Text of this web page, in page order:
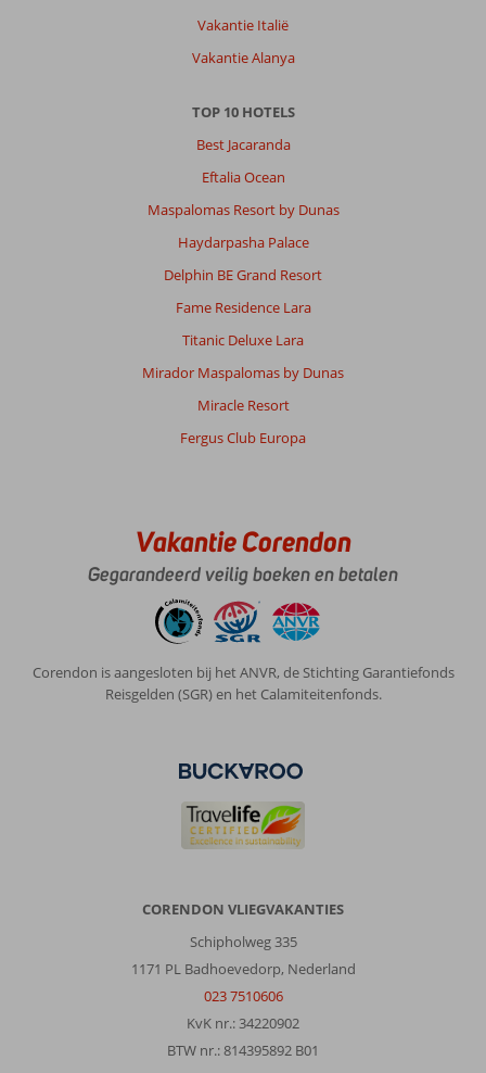
Vakantie Italië
Vakantie Alanya
TOP 10 HOTELS
Best Jacaranda
Eftalia Ocean
Maspalomas Resort by Dunas
Haydarpasha Palace
Delphin BE Grand Resort
Fame Residence Lara
Titanic Deluxe Lara
Mirador Maspalomas by Dunas
Miracle Resort
Fergus Club Europa
Vakantie Corendon
Gegarandeerd veilig boeken en betalen
Corendon is aangesloten bij het ANVR, de Stichting Garantiefonds
Reisgelden (SGR) en het Calamiteitenfonds.
CORENDON VLIEGVAKANTIES
Schipholweg 335
1171 PL Badhoevedorp, Nederland
023 7510606
KvK nr.: 34220902
BTW nr.: 814395892 B01